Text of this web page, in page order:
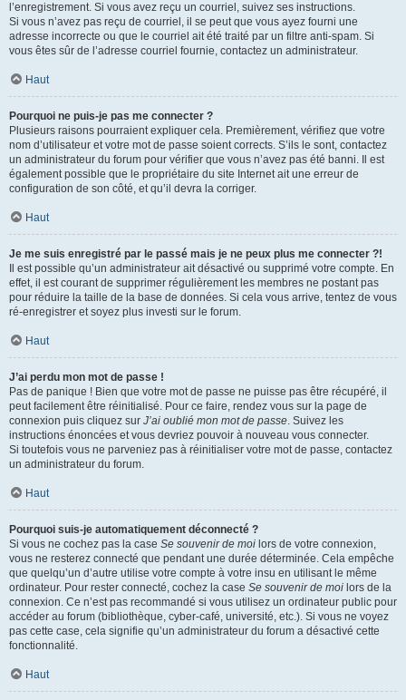
l’enregistrement. Si vous avez reçu un courriel, suivez ses instructions.
Si vous n’avez pas reçu de courriel, il se peut que vous ayez fourni une
adresse incorrecte ou que le courriel ait été traité par un filtre anti-spam. Si
vous êtes sûr de l’adresse courriel fournie, contactez un administrateur.
Haut
Pourquoi ne puis-je pas me connecter ?
Plusieurs raisons pourraient expliquer cela. Premièrement, vérifiez que votre
nom d’utilisateur et votre mot de passe soient corrects. S’ils le sont, contactez
un administrateur du forum pour vérifier que vous n’avez pas été banni. Il est
également possible que le propriétaire du site Internet ait une erreur de
configuration de son côté, et qu’il devra la corriger.
Haut
Je me suis enregistré par le passé mais je ne peux plus me connecter ?!
Il est possible qu’un administrateur ait désactivé ou supprimé votre compte. En
effet, il est courant de supprimer régulièrement les membres ne postant pas
pour réduire la taille de la base de données. Si cela vous arrive, tentez de vous
ré-enregistrer et soyez plus investi sur le forum.
Haut
J’ai perdu mon mot de passe !
Pas de panique ! Bien que votre mot de passe ne puisse pas être récupéré, il
peut facilement être réinitialisé. Pour ce faire, rendez vous sur la page de
connexion puis cliquez sur J’ai oublié mon mot de passe. Suivez les
instructions énoncées et vous devriez pouvoir à nouveau vous connecter.
Si toutefois vous ne parveniez pas à réinitialiser votre mot de passe, contactez
un administrateur du forum.
Haut
Pourquoi suis-je automatiquement déconnecté ?
Si vous ne cochez pas la case Se souvenir de moi lors de votre connexion,
vous ne resterez connecté que pendant une durée déterminée. Cela empêche
que quelqu’un d’autre utilise votre compte à votre insu en utilisant le même
ordinateur. Pour rester connecté, cochez la case Se souvenir de moi lors de la
connexion. Ce n’est pas recommandé si vous utilisez un ordinateur public pour
accéder au forum (bibliothèque, cyber-café, université, etc.). Si vous ne voyez
pas cette case, cela signifie qu’un administrateur du forum a désactivé cette
fonctionnalité.
Haut